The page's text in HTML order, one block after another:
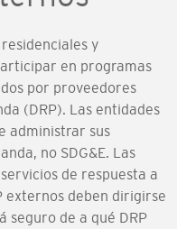
y
en programas
por proveedores
(DRP). Las entidades
administrar sus
no SDG&E. Las
de respuesta a
externos deben dirigirse
seguro de a qué DRP